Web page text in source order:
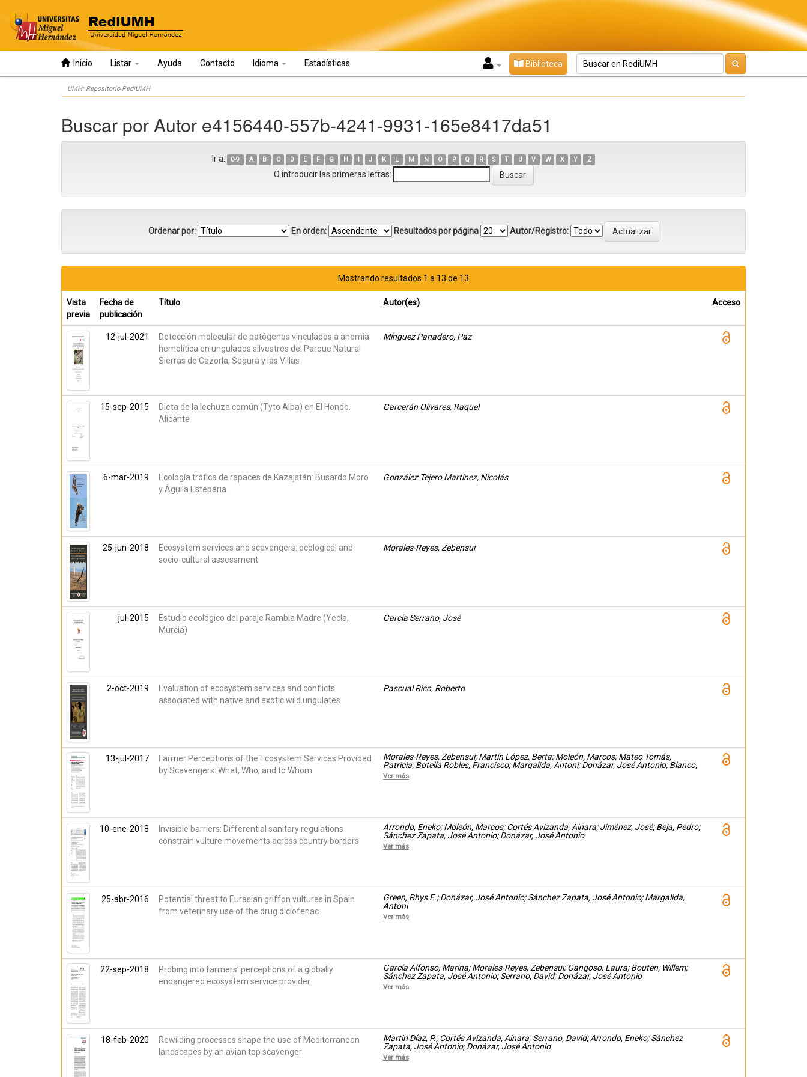
Inicio Listar Ayuda Contacto Idioma Estadísticas Biblioteca
UMH: Repositorio RediUMH
Buscar por Autor e4156440-557b-4241-9931-165e8417da51
Ir a: 0-9 A B C D E F G H I J K L M N O P Q R S T U V W X Y Z
O introducir las primeras letras:
Ordenar por: En orden: Resultados por página Autor/Registro:
Mostrando resultados 1 a 13 de 13
Vista
previa
Fecha de
publicación
Título Autor(es) Acceso
12-jul-2021
Detección molecular de patógenos vinculados a anemia
hemolítica en ungulados silvestres del Parque Natural
Sierras de Cazorla, Segura y las Villas
Mínguez Panadero, Paz
15-sep-2015
Dieta de la lechuza común (Tyto Alba) en El Hondo,
Alicante
Garcerán Olivares, Raquel
6-mar-2019
Ecología trófica de rapaces de Kazajstán: Busardo Moro
y Águila Esteparia
González Tejero Martínez, Nicolás
25-jun-2018
Ecosystem services and scavengers: ecological and
socio-cultural assessment
Morales-Reyes, Zebensui
jul-2015
Estudio ecológico del paraje Rambla Madre (Yecla,
Murcia)
García Serrano, José
2-oct-2019
Evaluation of ecosystem services and conflicts
associated with native and exotic wild ungulates
Pascual Rico, Roberto
13-jul-2017
Farmer Perceptions of the Ecosystem Services Provided
by Scavengers: What, Who, and to Whom
Morales-Reyes, Zebensui; Martín López, Berta; Moleón, Marcos; Mateo Tomás,
Patricia; Botella Robles, Francisco; Margalida, Antoni; Donázar, José Antonio; Blanco,
Guillermo; Pérez, Irene; Sánchez Zapata, José Antonio
Ver más
10-ene-2018
Invisible barriers: Differential sanitary regulations
constrain vulture movements across country borders
Arrondo, Eneko; Moleón, Marcos; Cortés Avizanda, Ainara; Jiménez, José; Beja, Pedro;
Sánchez Zapata, José Antonio; Donázar, José Antonio
Ver más
25-abr-2016
Potential threat to Eurasian griffon vultures in Spain
from veterinary use of the drug diclofenac
Green, Rhys E.; Donázar, José Antonio; Sánchez Zapata, José Antonio; Margalida,
Antoni
Ver más
22-sep-2018
Probing into farmers’ perceptions of a globally
endangered ecosystem service provider
García Alfonso, Marina; Morales-Reyes, Zebensui; Gangoso, Laura; Bouten, Willem;
Sánchez Zapata, José Antonio; Serrano, David; Donázar, José Antonio
Ver más
18-feb-2020
Rewilding processes shape the use of Mediterranean
landscapes by an avian top scavenger
Martin Díaz, P.; Cortés Avizanda, Ainara; Serrano, David; Arrondo, Eneko; Sánchez
Zapata, José Antonio; Donázar, José Antonio
Ver más